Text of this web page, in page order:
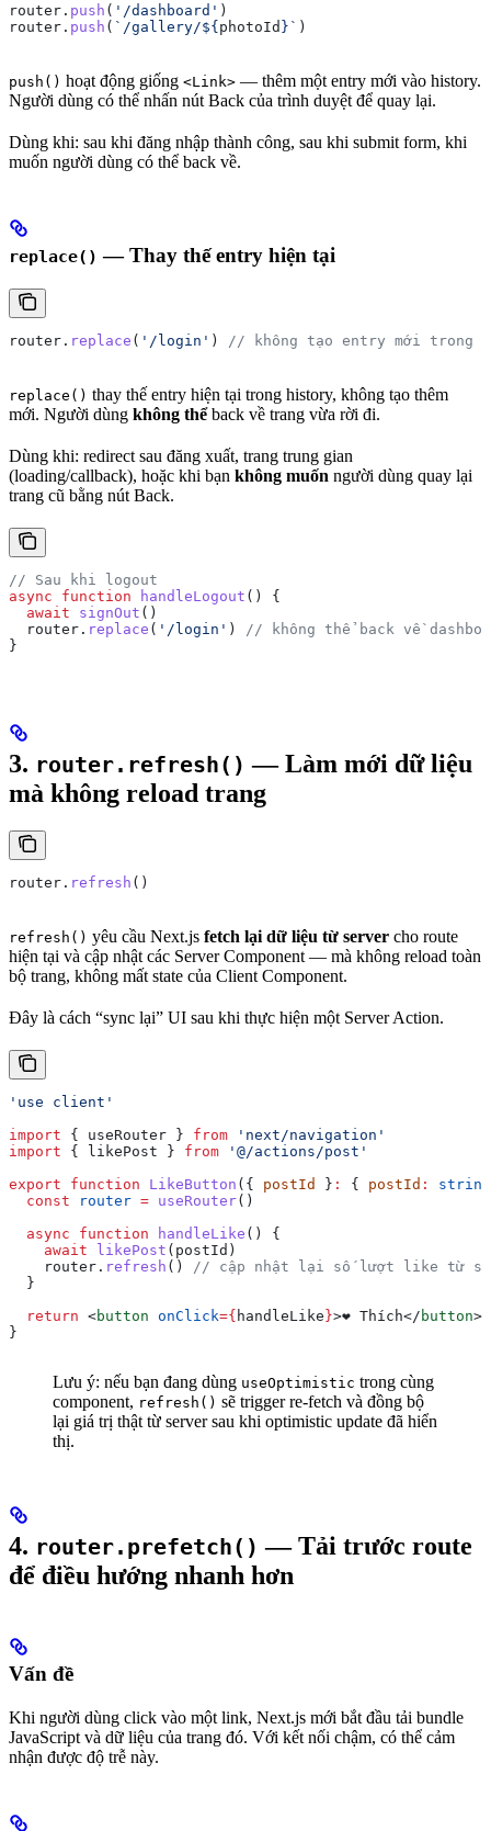
router . push ( '/dashboard' )
router . push ( `/gallery/${ photoId } ` )
push() hoạt động giống <Link> — thêm một entry mới vào history.
Người dùng có thể nhấn nút Back của trình duyệt để quay lại.
Dùng khi: sau khi đăng nhập thành công, sau khi submit form, khi
muốn người dùng có thể back về.
replace() — Thay thế entry hiện tại
router . replace ( '/login' ) // không tạo entry mới trong
replace() thay thế entry hiện tại trong history, không tạo thêm
mới. Người dùng không thểback về trang vừa rời đi.
Dùng khi: redirect sau đăng xuất, trang trung gian
(loading/callback), hoặc khi bạn không muốn người dùng quay lại
trang cũ bằng nút Back.
// Sau khi logout
async function handleLogout () {
  await
signOut ()
  router
. replace ( '/login' )
// không thể back về
}
3. router.refresh() — Làm mới dữ liệu
mà không reload trang
router . refresh ()
refresh() yêu cầu Next.js fetch lại dữ liệu từ server cho route
hiện tại và cập nhật các Server Component — mà không reload toàn
bộ trang, không mất state của Client Component.
Đây là cách “sync lại” UI sau khi thực hiện một Server Action.
'use client'
import { useRouter } from 'next/navigation'
import { likePost } from '@/actions/post'
export function LikeButton ({ postId } : { postId :
string
  const
router = useRouter()
  async
function handleLike () {
    await
likePost ( postId )
    router
. refresh ()
// cập nhật lại số lượt like từ
  }
  return
<button onClick={ handleLike}>❤️ Thích</ button>
}
Lưu ý: nếu bạn đang dùng useOptimistic trong cùng
component, refresh() sẽ trigger re-fetch và đồng bộ
lại giá trị thật từ server sau khi optimistic update đã hiển
thị.
4. router.prefetch() — Tải trước route
để điều hướng nhanh hơn
Vấn đề
Khi người dùng click vào một link, Next.js mới bắt đầu tải bundle
JavaScript và dữ liệu của trang đó. Với kết nối chậm, có thể cảm
nhận được độ trễ này.